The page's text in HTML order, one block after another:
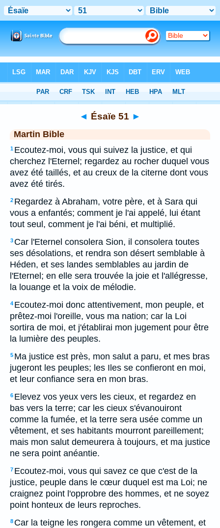
> Ésaïe 51
◄ Ésaïe 51 ►
Martin Bible
1 Ecoutez-moi, vous qui suivez la justice, et qui
cherchez l'Eternel; regardez au rocher duquel vous
avez été taillés, et au creux de la citerne dont vous
avez été tirés.
2 Regardez à Abraham, votre père, et à Sara qui
vous a enfantés; comment je l'ai appelé, lui étant
tout seul, comment je l'ai béni, et multiplié.
3 Car l'Eternel consolera Sion, il consolera toutes
ses désolations, et rendra son désert semblable à
Héden, et ses landes semblables au jardin de
l'Eternel; en elle sera trouvée la joie et l'allégresse,
la louange et la voix de mélodie.
4 Ecoutez-moi donc attentivement, mon peuple, et
prêtez-moi l'oreille, vous ma nation; car la Loi
sortira de moi, et j'établirai mon jugement pour être
la lumière des peuples.
5 Ma justice est près, mon salut a paru, et mes bras
jugeront les peuples; les Iles se confieront en moi,
et leur confiance sera en mon bras.
6 Elevez vos yeux vers les cieux, et regardez en
bas vers la terre; car les cieux s'évanouiront
comme la fumée, et la terre sera usée comme un
vêtement, et ses habitants mourront pareillement;
mais mon salut demeurera à toujours, et ma justice
ne sera point anéantie.
7 Ecoutez-moi, vous qui savez ce que c'est de la
justice, peuple dans le cœur duquel est ma Loi; ne
craignez point l'opprobre des hommes, et ne soyez
point honteux de leurs reproches.
8 Car la teigne les rongera comme un vêtement, et